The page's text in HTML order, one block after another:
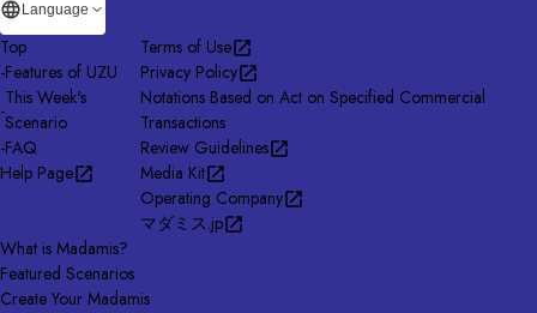
Language
Top
-Features of UZU
-
This Week's
Scenario
-FAQ
Help Page
Terms of Use
Privacy Policy
Notations Based on Act on Specified Commercial
Transactions
Review Guidelines
Media Kit
Operating Company
マダミス.jp
What is Madamis?
Featured Scenarios
Create Your Madamis